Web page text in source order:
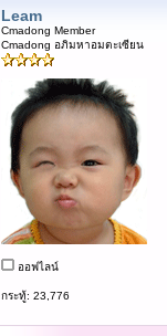
Leam
Cmadong Member
Cmadong อภิมหาอมตะเซียน
ออฟไลน์
กระทู้: 23,776